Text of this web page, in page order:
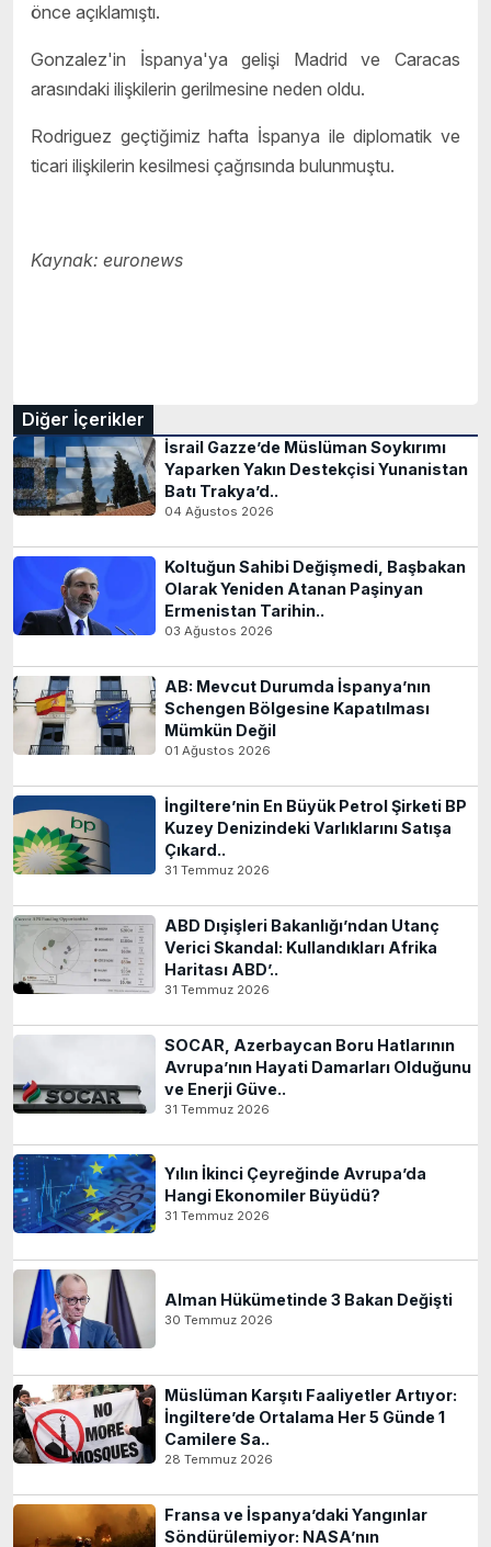
önce açıklamıştı.
Gonzalez'in İspanya'ya gelişi Madrid ve Caracas
arasındaki ilişkilerin gerilmesine neden oldu.
Rodriguez geçtiğimiz hafta İspanya ile diplomatik ve
ticari ilişkilerin kesilmesi çağrısında bulunmuştu.
Kaynak: euronews
Diğer İçerikler
İsrail Gazze’de Müslüman Soykırımı
Yaparken Yakın Destekçisi Yunanistan
Batı Trakya’d..
04 Ağustos 2026
Koltuğun Sahibi Değişmedi, Başbakan
Olarak Yeniden Atanan Paşinyan
Ermenistan Tarihin..
03 Ağustos 2026
AB: Mevcut Durumda İspanya’nın
Schengen Bölgesine Kapatılması
Mümkün Değil
01 Ağustos 2026
İngiltere’nin En Büyük Petrol Şirketi BP
Kuzey Denizindeki Varlıklarını Satışa
Çıkard..
31 Temmuz 2026
ABD Dışişleri Bakanlığı’ndan Utanç
Verici Skandal: Kullandıkları Afrika
Haritası ABD’..
31 Temmuz 2026
SOCAR, Azerbaycan Boru Hatlarının
Avrupa’nın Hayati Damarları Olduğunu
ve Enerji Güve..
31 Temmuz 2026
Yılın İkinci Çeyreğinde Avrupa’da
Hangi Ekonomiler Büyüdü?
31 Temmuz 2026
Alman Hükümetinde 3 Bakan Değişti
30 Temmuz 2026
Müslüman Karşıtı Faaliyetler Artıyor:
İngiltere’de Ortalama Her 5 Günde 1
Camilere Sa..
28 Temmuz 2026
Fransa ve İspanya’daki Yangınlar
Söndürülemiyor: NASA’nın